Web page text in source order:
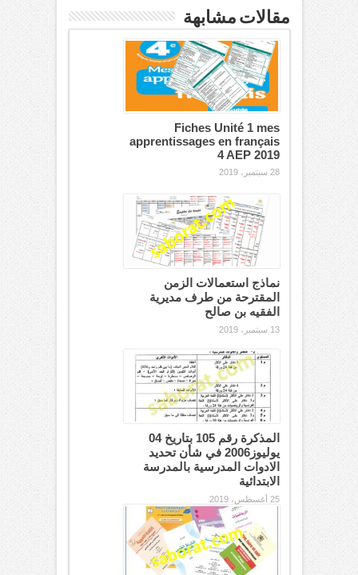
مقالات مشابهة
Fiches Unité 1 mes
apprentissages en français
4 AEP 2019
28 سبتمبر، 2019
نماذج استعمالات الزمن
المقترحة من طرف مديرية
الفقيه بن صالح
13 سبتمبر، 2019
المذكرة رقم 105 بتاريخ 04
يوليوز2006 في شأن تحديد
الادوات المدرسية بالمدرسة
الابتدائية
25 أغسطس، 2019